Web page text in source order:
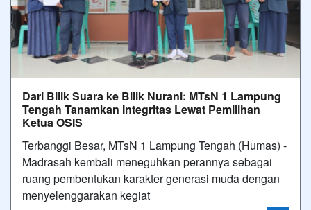
Dari Bilik Suara ke Bilik Nurani: MTsN 1 Lampung
Tengah Tanamkan Integritas Lewat Pemilihan
Ketua OSIS
Terbanggi Besar, MTsN 1 Lampung Tengah (Humas) -
Madrasah kembali meneguhkan perannya sebagai
ruang pembentukan karakter generasi muda dengan
menyelenggarakan kegiat